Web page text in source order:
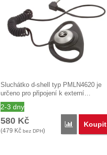
Sluchátko d-shell typ PMLN4620 je
určeno pro připojení k externí…
2-3 dny
580 Kč
(479 Kč bez DPH)
Porovnat
Koupit